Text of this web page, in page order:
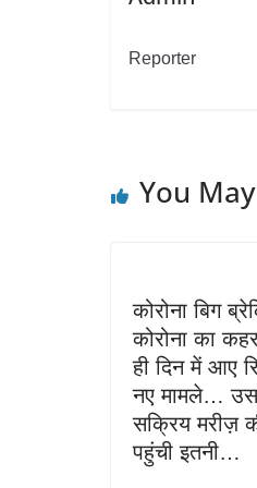
Reporter
You
कोरोना बिग
कोरोना का
ही दिन में आए
नए मामले…
सक्रिय मरीज़
पहुंची इतनी…